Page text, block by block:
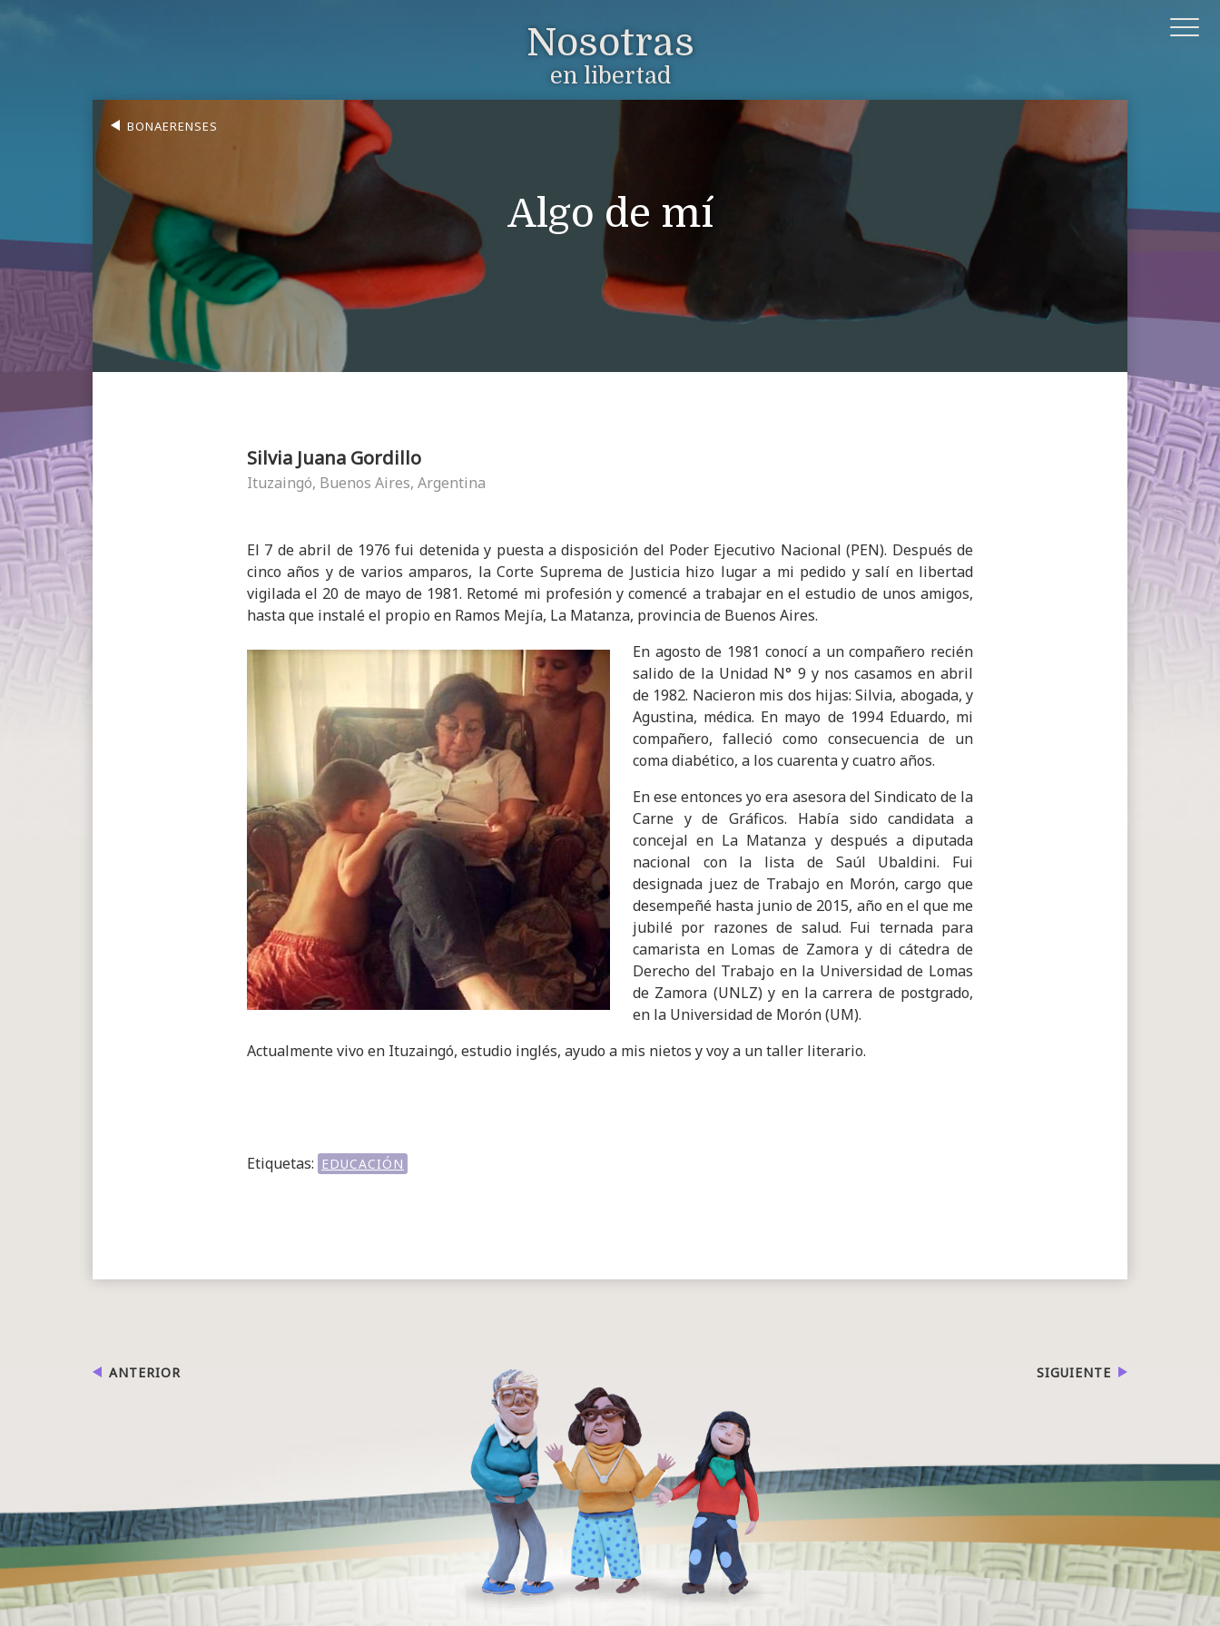
Nosotras
en libertad
BONAERENSES
Algo de mí
Silvia Juana Gordillo
Ituzaingó, Buenos Aires, Argentina
El 7 de abril de 1976 fui detenida y puesta a disposición del Poder Ejecutivo Nacional (PEN). Después de
cinco años y de varios amparos, la Corte Suprema de Justicia hizo lugar a mi pedido y salí en libertad
vigilada el 20 de mayo de 1981. Retomé mi profesión y comencé a trabajar en el estudio de unos amigos,
hasta que instalé el propio en Ramos Mejía, La Matanza, provincia de Buenos Aires.
En agosto de 1981 conocí a un compañero recién
salido de la Unidad N° 9 y nos casamos en abril
de 1982. Nacieron mis dos hijas: Silvia, abogada, y
Agustina, médica. En mayo de 1994 Eduardo, mi
compañero, falleció como consecuencia de un
coma diabético, a los cuarenta y cuatro años.
En ese entonces yo era asesora del Sindicato de la
Carne y de Gráficos. Había sido candidata a
concejal en La Matanza y después a diputada
nacional con la lista de Saúl Ubaldini. Fui
designada juez de Trabajo en Morón, cargo que
desempeñé hasta junio de 2015, año en el que me
jubilé por razones de salud. Fui ternada para
camarista en Lomas de Zamora y di cátedra de
Derecho del Trabajo en la Universidad de Lomas
de Zamora (UNLZ) y en la carrera de postgrado,
en la Universidad de Morón (UM).
Actualmente vivo en Ituzaingó, estudio inglés, ayudo a mis nietos y voy a un taller literario.
Etiquetas: EDUCACIÓN
ANTERIOR SIGUIENTE